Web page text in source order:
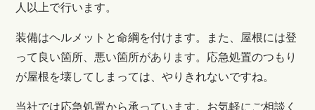
人以上で行います。
装備はヘルメットと命綱を付けます。また、屋根には登
って良い箇所、悪い箇所があります。応急処置のつもり
が屋根を壊してしまっては、やりきれないですね。
当社では応急処置から承っています。お気軽にご相談く